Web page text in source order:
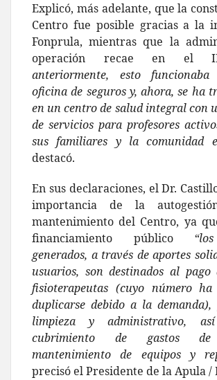
Explicó, más adelante, que la
Centro fue posible gracias a la
Fonprula, mientras que la
operación recae en el
anteriormente, esto
oficina de seguros y, ahora, se ha
en un centro de salud integral con
de servicios para profesores
sus familiares y la comunidad
destacó.
En sus declaraciones, el Dr.
importancia de la
mantenimiento del Centro, ya
financiamiento público
generados, a través de aportes
usuarios, son destinados al pago
fisioterapeutas (cuyo número
duplicarse debido a la demanda),
limpieza y administrativo,
cubrimiento de gastos de
mantenimiento de equipos y
precisó el Presidente de la Apula /